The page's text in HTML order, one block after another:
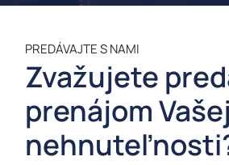
PREDÁVAJTE S NAMI
Zvažujete
prenájom Vašej